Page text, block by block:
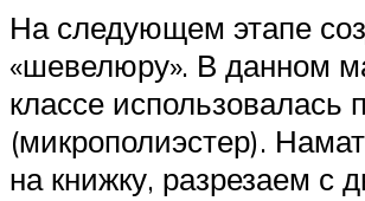
На следующем этапе
«шевелюру». В данном
классе использовалась
(микрополиэстер).
на книжку, разрезаем с